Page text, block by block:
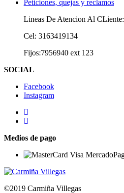
Peticiones, quejas y reclamos
Lineas De Atencion Al CLiente:
Cel: 3163419134
Fijos:7956940 ext 123
SOCIAL
Facebook
Instagram
Medios de pago
©2019 Carmiña Villegas